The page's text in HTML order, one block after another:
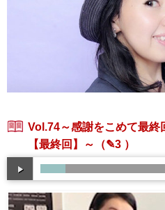
Vol.74～感謝をこめて最終
【最終回】～
（✎3 ）